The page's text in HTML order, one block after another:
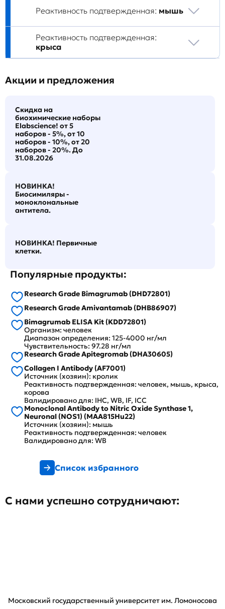
Реактивность подтвержденная: мышь
Реактивность подтвержденная:
крыса
Акции и предложения
Скидка на
биохимические наборы
Elabscience! от 5
наборов - 5%, от 10
наборов - 10%, от 20
наборов - 20%. До
31.08.2026
НОВИНКА!
Биосимиляры -
моноклональные
антитела.
НОВИНКА! Первичные
клетки.
Популярные продукты:
Research Grade Bimagrumab (DHD72801)
Research Grade Amivantamab (DHB86907)
Bimagrumab ELISA Kit (KDD72801)
Организм: человек
Диапазон определения: 125-4000 нг/мл
Чувствительность: 97.28 нг/мл
Research Grade Apitegromab (DHA30605)
Collagen I Antibody (AF7001)
Источник (хозяин): кролик
Реактивность подтвержденная: человек, мышь, крыса,
корова
Валидировано для: IHC, WB, IF, ICC
Monoclonal Antibody to Nitric Oxide Synthase 1,
Neuronal (NOS1) (MAA815Hu22)
Источник (хозяин): мышь
Реактивность подтвержденная: человек
Валидировано для: WB
Список избранного
С нами успешно сотрудничают:
Московский государственный университет им. Ломоносова